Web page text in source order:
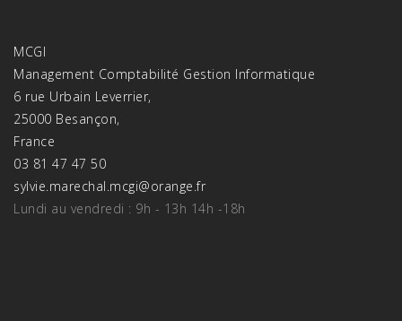
MCGI
Management Comptabilité Gestion Informatique
6 rue Urbain Leverrier,
25000 Besançon,
France
03 81 47 47 50
sylvie.marechal.mcgi@orange.fr
Lundi au vendredi : 9h - 13h 14h -18h